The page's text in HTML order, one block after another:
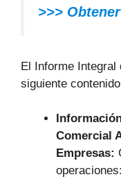
>>>
El Informe Integral
siguiente
Comercial
Empresas: